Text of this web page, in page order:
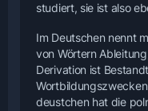
studiert, sie ist also
Im Deutschen nennt
von Wörtern
Derivation ist
deustchen hat die